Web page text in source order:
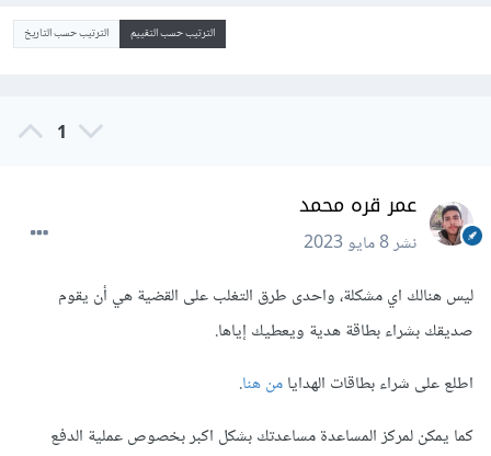
الترتيب حسب التقييم الترتيب حسب التاريخ
1
عمر قره محمد
نشر8 مايو 2023
ليس هنالك اي مشكلة، واحدى طرق التغلب على القضية هي أن يقوم
صديقك بشراء بطاقة هدية ويعطيك إياها.
اطلع على شراء بطاقات الهدايامن هنا.
كما يمكن لمركز المساعدة مساعدتك بشكل اكبر بخصوص عملية الدفع